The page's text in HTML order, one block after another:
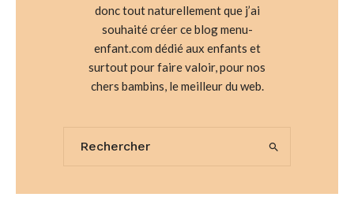
donc tout naturellement que j’ai
souhaité créer ce blog menu-
enfant.com dédié aux enfants et
surtout pour faire valoir, pour nos
chers bambins, le meilleur du web.